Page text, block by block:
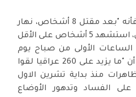
وبحسب الوكالة، فأنه "بعد مقتل 8 أشخاص، نهار
امس الاول الاثنين، استشهد 5 أشخاص على الأقل
الساعات الأولى من صباح يوم
الثلاثاء"، مضيفة، أن "ما يزيد على 260 عراقيا لقوا
منذ بداية تشرين الاول
على الفساد وتدهور الأوضاع